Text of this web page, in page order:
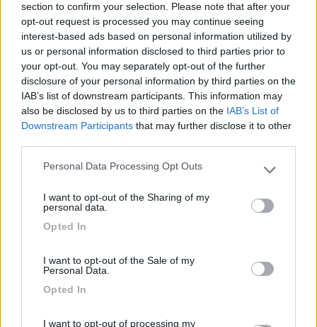
section to confirm your selection. Please note that after your
opt-out request is processed you may continue seeing
interest-based ads based on personal information utilized by
us or personal information disclosed to third parties prior to
your opt-out. You may separately opt-out of the further
disclosure of your personal information by third parties on the
IAB’s list of downstream participants. This information may
also be disclosed by us to third parties on the IAB’s List of
Downstream Participants that may further disclose it to other
Please note that this website/app uses one or more Google
not limited to your visit or usage behaviour. You may click to
use your data for below specified purposes in below Google
Personal Data Processing Opt Outs
I want to opt-out of the Sharing of my
personal data.
Opted In
I want to opt-out of the Sale of my
Personal Data.
Opted In
I want to opt-out of processing my
Ottima area attrezzata, ben tenuta, merito
dell'operatore ecologico del comune gentilissimo
che se ne prende cura. Buon Ristorante pizzeria
anche da asporto vicinissimo. Complimenti al
Municipio.
Accoglienza Gestione Pulizia Punto ristoro
Funziona una sola colonnina di corrente e non è
sufficiente per tutti se il parcheggio è pieno. Il
carico è possibile solo con una gomma dell'acqua
rubinetto. Bar vicino. Ristorante nuovo vicino.
Parte una salita di 11km per la piana di